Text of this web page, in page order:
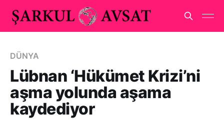
DÜNYA
Lübnan ‘Hükümet Krizi’ni
aşma yolunda aşama
kaydediyor